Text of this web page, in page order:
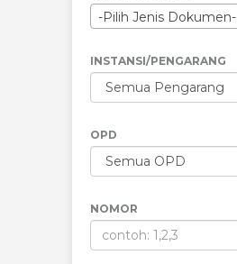
-Pilih Jenis Dokumen-
INSTANSI/PENGARANG
OPD
NOMOR